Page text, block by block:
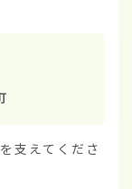
支えてくださ